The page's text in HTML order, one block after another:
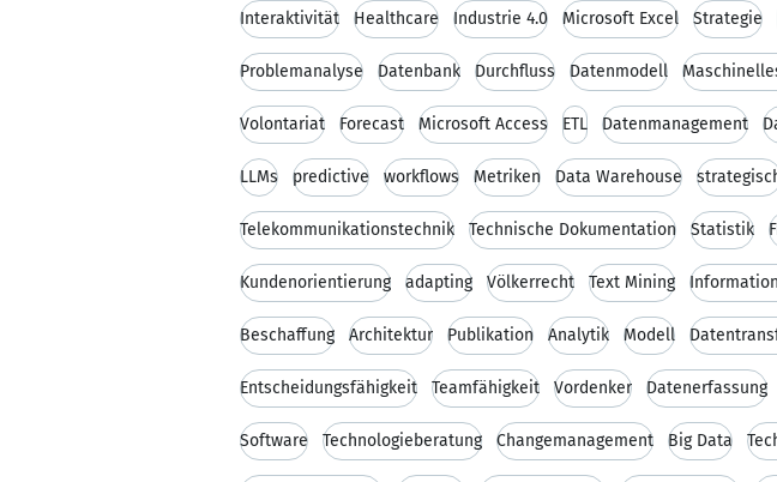
Interaktivität Healthcare Industrie 4.0 Microsoft Excel Strategie
Problemanalyse Datenbank Durchfluss Datenmodell
Volontariat Forecast Microsoft Access ETL Datenmanagement
LLMs predictive workflows Metriken Data Warehouse
Telekommunikationstechnik Technische Dokumentation Statistik
Kundenorientierung adapting Völkerrecht Text Mining
Beschaffung Architektur Publikation Analytik Modell
Entscheidungsfähigkeit Teamfähigkeit Vordenker Datenerfassung
Software Technologieberatung Changemanagement Big Data